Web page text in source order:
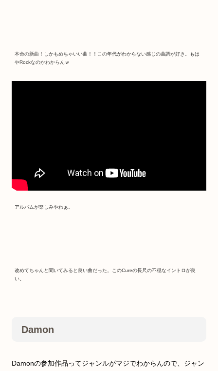
本命の新曲！しかもめちゃいい曲！！この年代がわからない感じの曲調が好き。もは
やRockなのかわからんｗ
アルバムが楽しみやわぁ。
改めてちゃんと聞いてみると良い曲だった。このCureの長尺の不穏なイントロが良
い。
Damon
Damonの参加作品ってジャンルがマジでわからんので、ジャン